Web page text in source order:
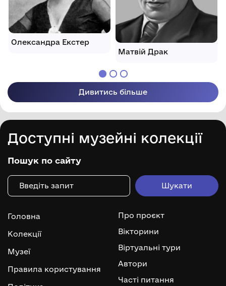
Олександра Екстер
Матвій Драк
Дивитись більше
Доступні музейні колекції
Пошук по сайту
Головна
Колекції
Музеї
Правила користування
Про проєкт
Вікторини
Віртуальні тури
Автори
Часті питання